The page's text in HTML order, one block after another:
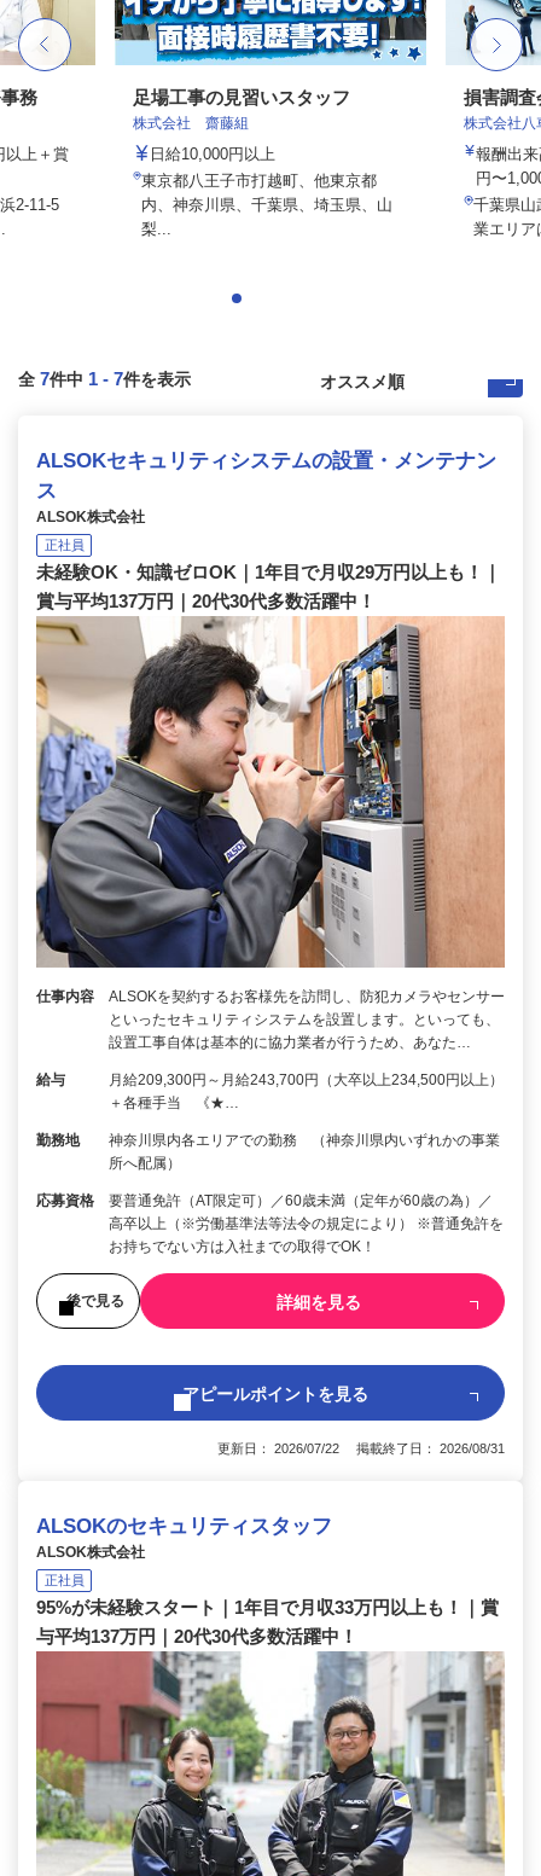
務
以上＋賞
2-11-5
足場工事の見習いスタッフ
株式会社 齋藤組
日給10,000円以上
東京都八王子市打越町、他東京都
内、神奈川県、千葉県、埼玉県、山
梨...
損害調査
株式会社
報酬出
円〜
千葉県山
業エリア
全 7件中 1 - 7件を表示
ALSOKセキュリティシステムの設置・メンテナン
ス
ALSOK株式会社
正社員
未経験OK・知識ゼロOK｜1年目で月収29万円以上も！｜
賞与平均137万円｜20代30代多数活躍中！
仕事内容
ALSOKを契約するお客様先を訪問し、防犯カメラやセンサー
といったセキュリティシステムを設置します。といっても、
設置工事自体は基本的に協力業者が行うため、あなた…
給与
月給209,300円～月給243,700円（大卒以上234,500円以上）
＋各種手当 《★…
勤務地
神奈川県内各エリアでの勤務 （神奈川県内いずれかの事業
所へ配属）
応募資格
要普通免許（AT限定可）／60歳未満（定年が60歳の為）／
高卒以上（※労働基準法等法令の規定により） ※普通免許を
お持ちでない方は入社までの取得でOK！
後で見る 詳細を見る
アピールポイントを見る
更新日： 2026/07/22 掲載終了日： 2026/08/31
ALSOKのセキュリティスタッフ
ALSOK株式会社
正社員
95%が未経験スタート｜1年目で月収33万円以上も！｜賞
与平均137万円｜20代30代多数活躍中！